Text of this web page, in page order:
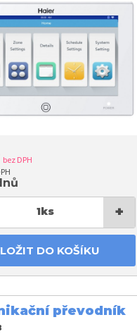
bez DPH
1ks +
DO KOŠÍKU
převodník